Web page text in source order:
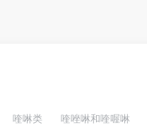
喹啉类 喹唑啉和喹喔啉